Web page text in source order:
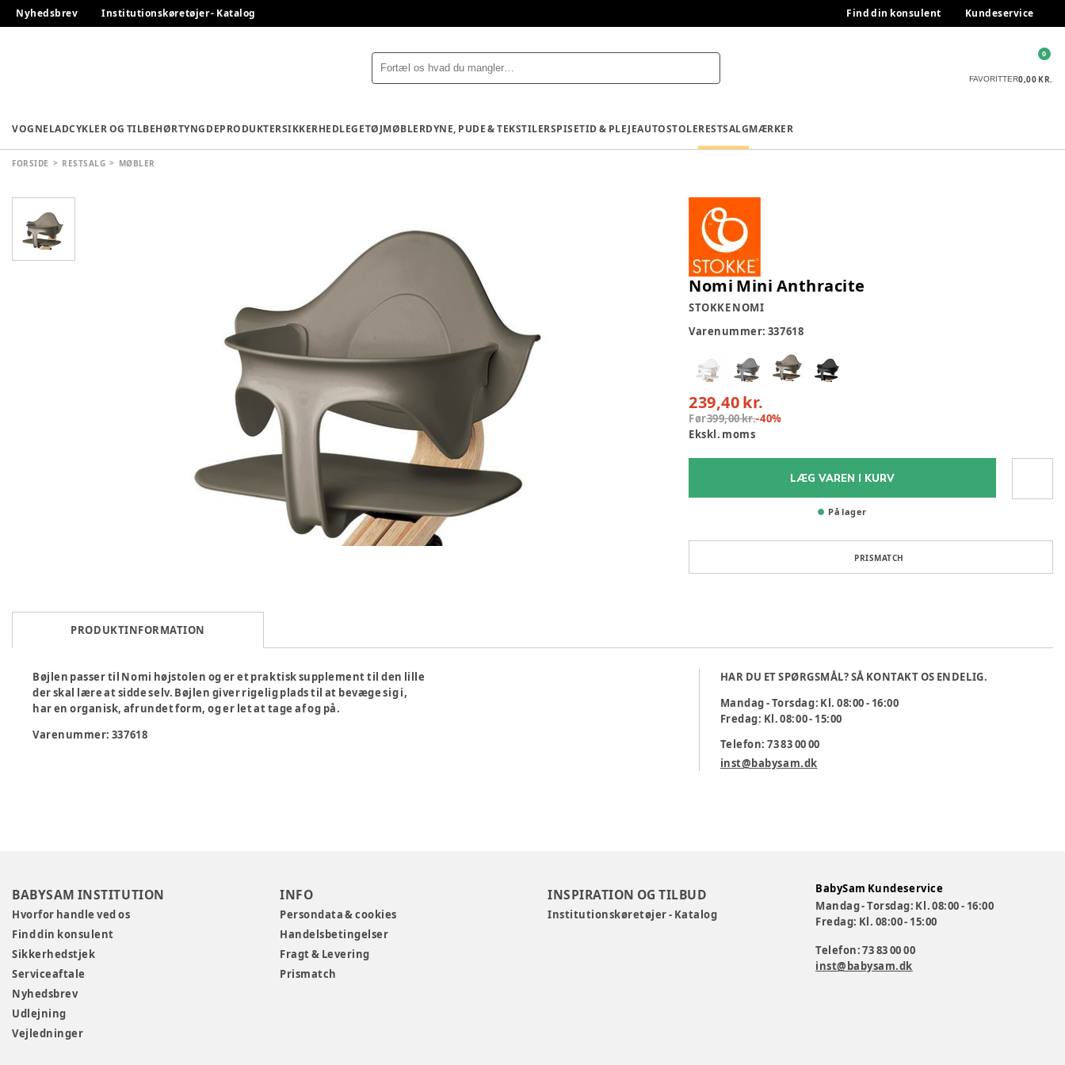
Nyhedsbrev Institutionskøretøjer - Katalog Find din konsulent Kundeservice
FAVORITTER0,00 KR.
0
VOGNELADCYKLER OG TILBEHØRTYNGDEPRODUKTERSIKKERHEDLEGETØJMØBLERDYNE, PUDE & TEKSTILERSPISETID & PLEJEAUTOSTOLERESTSALGMÆRKER
FORSIDE RESTSALG MØBLER
Nomi Mini Anthracite
STOKKE NOMI
Varenummer: 337618
239,40 kr.
Før399,00 kr.-40%
Ekskl. moms
LÆG VAREN I KURV
På lager
PRISMATCH
PRODUKTINFORMATION
Bøjlen passer til Nomi højstolen og er et praktisk supplement til den lille
der skal lære at sidde selv. Bøjlen giver rigelig plads til at bevæge sig i,
har en organisk, afrundet form, og er let at tage af og på.
Varenummer: 337618
HAR DU ET SPØRGSMÅL? SÅ KONTAKT OS ENDELIG.
Mandag - Torsdag: Kl. 08:00 - 16:00
Fredag: Kl. 08:00 - 15:00
Telefon: 73 83 00 00
inst@babysam.dk
BABYSAM INSTITUTION
Hvorfor handle ved os
Find din konsulent
Sikkerhedstjek
Serviceaftale
Nyhedsbrev
Udlejning
Vejledninger
INFO
Persondata & cookies
Handelsbetingelser
Fragt & Levering
Prismatch
INSPIRATION OG TILBUD
Institutionskøretøjer - Katalog
BabySam Kundeservice
Mandag - Torsdag: Kl. 08:00 - 16:00
Fredag: Kl. 08:00 - 15:00
Telefon: 73 83 00 00
inst@babysam.dk